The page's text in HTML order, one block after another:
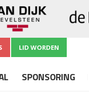
LID WORDEN
SPONSORING